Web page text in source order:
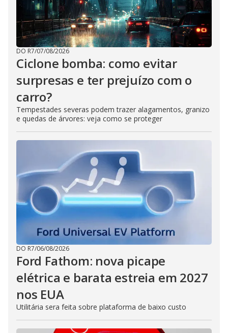
DO R7/07/08/2026
Ciclone bomba: como evitar
surpresas e ter prejuízo com o
carro?
Tempestades severas podem trazer alagamentos, granizo
e quedas de árvores: veja como se proteger
DO R7/06/08/2026
Ford Fathom: nova picape
elétrica e barata estreia em 2027
nos EUA
Utilitária sera feita sobre plataforma de baixo custo